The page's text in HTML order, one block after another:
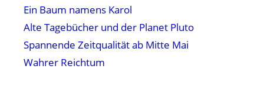
Ein Baum namens Karol
Alte Tagebücher und der Planet Pluto
Spannende Zeitqualität ab Mitte Mai
Wahrer Reichtum